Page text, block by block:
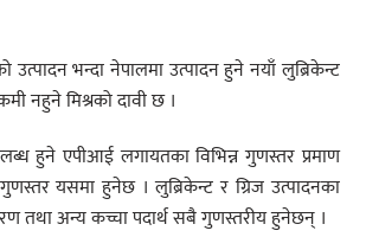
उत्पादन भन्दा नेपालमा उत्पादन हुने नयाँ लुब्रिकेन्ट
नहुने मिश्रको दावी छ ।
हुने एपीआई लगायतका विभिन्न गुणस्तर प्रमाण
यसमा हुनेछ । लुब्रिकेन्ट र ग्रिज उत्पादनका
तथा अन्य कच्चा पदार्थ सबै गुणस्तरीय हुनेछन् ।